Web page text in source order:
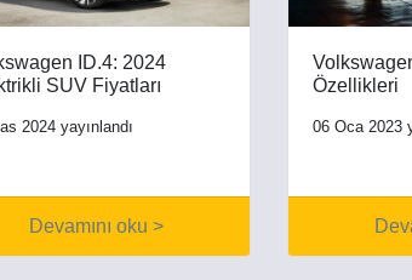
ID.4: 2024
SUV Fiyatları
2024 yayınlandı
Devamını oku >
Özellikleri
06 Oca 2023